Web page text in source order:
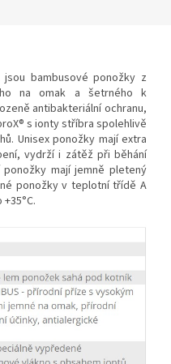
jsou bambusové ponožky z
na omak a šetrného k
antibakteriální ochranu,
s ionty stříbra spolehlivě
Unisex ponožky mají extra
vydrží i zátěž při běhání
mají jemně pletený
ponožky v teplotní třídě A